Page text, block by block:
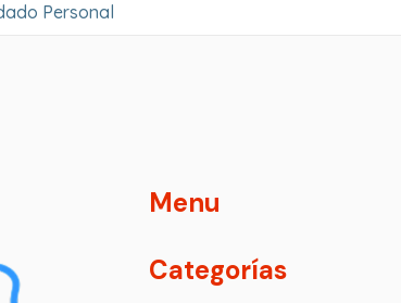
Personal
Menu
Categorías